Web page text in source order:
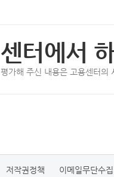
센터에서
평가해 주신 내용은 고용센터의
저작권정책 이메일무단수